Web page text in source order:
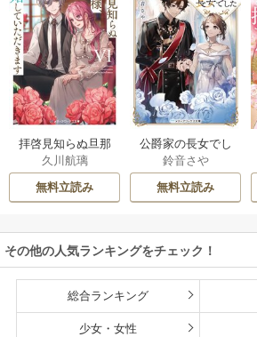
拝啓見知らぬ旦那
様、離婚していた
だきます
久川航璃
無料立読み
公爵家の長女でし
た
鈴音さや
無料立読み
その他の人気ランキングをチェック！
総合ランキング
少女・女性